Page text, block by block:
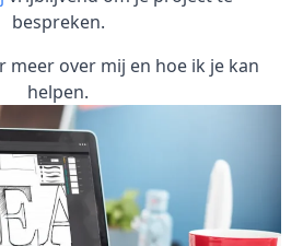
bespreken.
meer over mij en hoe ik je kan
helpen.